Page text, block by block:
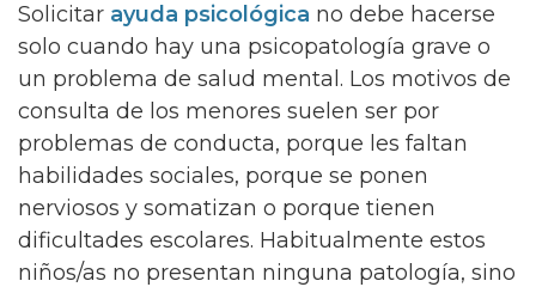
Solicitar ayuda psicológica no debe hacerse
solo cuando hay una psicopatología grave o
un problema de salud mental. Los motivos de
consulta de los menores suelen ser por
problemas de conducta, porque les faltan
habilidades sociales, porque se ponen
nerviosos y somatizan o porque tienen
dificultades escolares. Habitualmente estos
niños/as no presentan ninguna patología, sino